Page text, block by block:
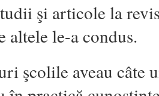
şi articole la
altele le-a condus.
şcolile aveau câte